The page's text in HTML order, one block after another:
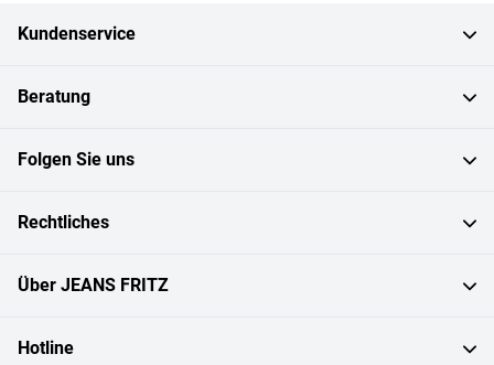
Kundenservice
Beratung
Folgen Sie uns
Rechtliches
Über JEANS FRITZ
Hotline